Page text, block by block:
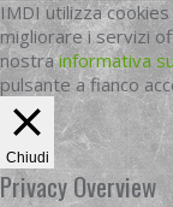
IMDI utilizza
migliorare i servizi
nostrainformativa
pulsante a fianco
Chiudi
Privacy Overview